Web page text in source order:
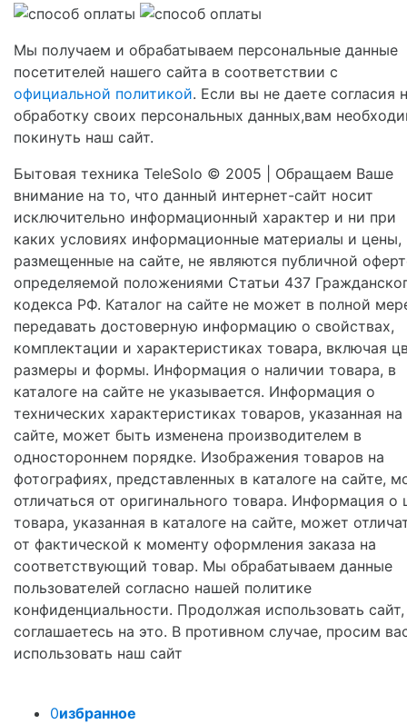
Мы получаем и обрабатываем персональные данные
посетителей нашего сайта в соответствии с
официальной политикой. Если вы не даете согласия
обработку своих персональных данных,вам
покинуть наш сайт.
Бытовая техника TeleSolo © 2005 | Обращаем Ваше
внимание на то, что данный интернет-сайт носит
исключительно информационный характер и ни при
каких условиях информационные материалы и цены,
размещенные на сайте, не являются публичной
определяемой положениями Статьи 437
кодекса РФ. Каталог на сайте не может в полной
передавать достоверную информацию о свойствах,
комплектации и характеристиках товара, включая
размеры и формы. Информация о наличии товара, в
каталоге на сайте не указывается. Информация о
технических характеристиках товаров, указанная на
сайте, может быть изменена производителем в
одностороннем порядке. Изображения товаров на
фотографиях, представленных в каталоге на сайте,
отличаться от оригинального товара. Информация о
товара, указанная в каталоге на сайте, может
от фактической к моменту оформления заказа на
соответствующий товар. Мы обрабатываем данные
пользователей согласно нашей политике
конфиденциальности. Продолжая использовать
соглашаетесь на это. В противном случае, просим
использовать наш сайт
0избранное